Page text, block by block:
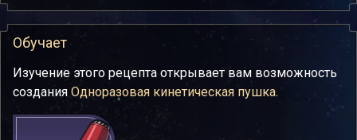
Обучает
Изучение этого рецепта открывает вам возможность
создания Одноразовая кинетическая пушка.